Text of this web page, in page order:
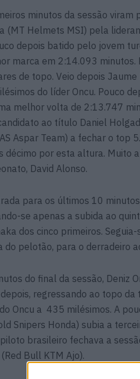
minutos da sessão viram
(MT Helmets MSI) pela
depois batido pelo jovem
marca em 2:14.093
de topo. Veio depois
do líder Oncu. Pouco
melhor volta de 2:13.747
ao título Daniel
Aspar Team) a fechar o top
décimo por esta altura. Muito
David Alonso.
para os últimos 10
se apenas a subida ao
dos cinco primeiros.
do pelotão, para o derradeiro
do final da sessão, Deniz
regressando ao topo
Oncu a 435 milésimos. A
Snipers Honda) subia a
brasileiro fechava a
(Red Bull KTM Ajo).